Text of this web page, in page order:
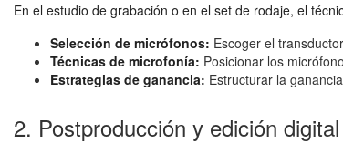
En el estudio de grabación o en el set de rodaje, el
Selección de micrófonos: Escoger el
Técnicas de microfonía: Posicionar los
Estrategias de ganancia: Estructurar la
2. Postproducción y edición digital